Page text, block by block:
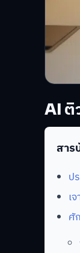
AI ติ
สา
ป
เ
ศั